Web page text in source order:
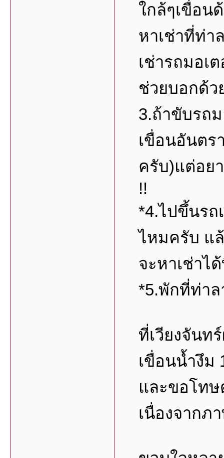
ใกล้ๆเขื่อน
หาเช่าที่ท่า
เช่ารถมอเ
ช่วยบอกด้ว
3.ถ้าขับรถ
เขื่อนอันตร
ครับ)แต่อย
!!
*4.ไปขึ้นรถ
ไหมครับ แ
จะหาเช่าไ
*5.พักที่ท่า
ที่เวียงจันท
เขื่อนน้ำงึม
และขอโท
เนื่องจากภ